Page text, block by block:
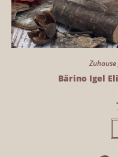
Bärino Igel